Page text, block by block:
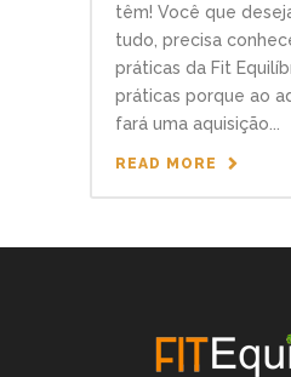
têm! Você que
tudo, precisa
práticas da Fit
práticas porque ao
fará uma aquisição...
READ MORE